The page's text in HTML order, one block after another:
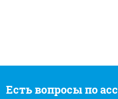
Есть вопросы по